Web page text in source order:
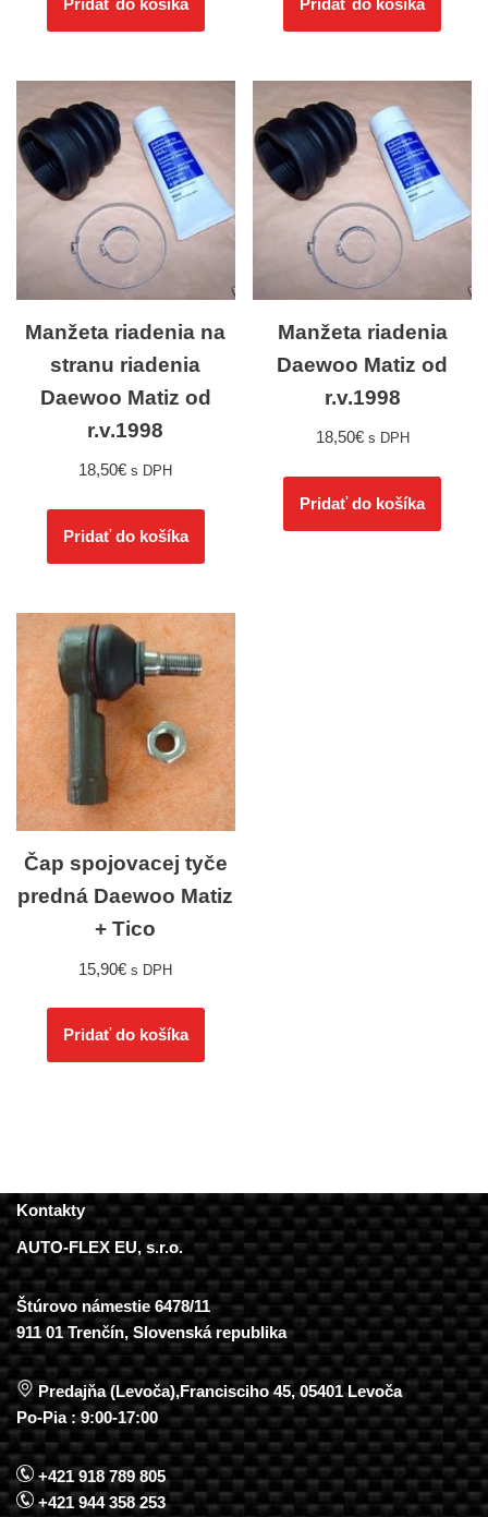
Pridať do košíka Pridať do košíka
Manžeta riadenia na
stranu riadenia
Daewoo Matiz od
r.v.1998
18,50€ s DPH
Pridať do košíka
Manžeta riadenia
Daewoo Matiz od
r.v.1998
18,50€ s DPH
Pridať do košíka
Čap spojovacej tyče
predná Daewoo Matiz
+ Tico
15,90€ s DPH
Pridať do košíka
Kontakty
AUTO-FLEX EU, s.r.o.
Štúrovo námestie 6478/11
911 01 Trenčín, Slovenská republika
Predajňa (Levoča),Francisciho 45, 05401 Levoča
Po-Pia : 9:00-17:00
+421 918 789 805
+421 944 358 253